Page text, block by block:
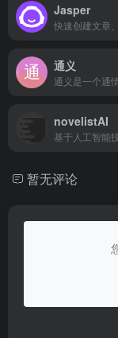
Jasper
通义
novelistAI
暂无评论